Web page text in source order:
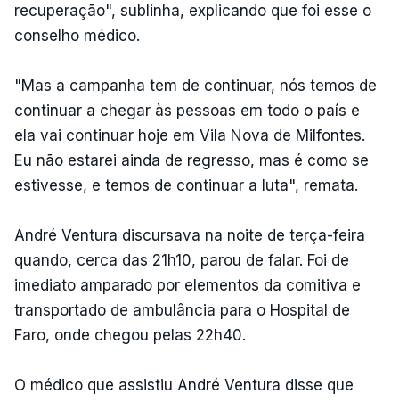
recuperação", sublinha, explicando que foi esse o
conselho médico.
"Mas a campanha tem de continuar, nós temos de
continuar a chegar às pessoas em todo o país e
ela vai continuar hoje em Vila Nova de Milfontes.
Eu não estarei ainda de regresso, mas é como se
estivesse, e temos de continuar a luta", remata.
André Ventura discursava na noite de terça-feira
quando, cerca das 21h10, parou de falar. Foi de
imediato amparado por elementos da comitiva e
transportado de ambulância para o Hospital de
Faro, onde chegou pelas 22h40.
O médico que assistiu André Ventura disse que